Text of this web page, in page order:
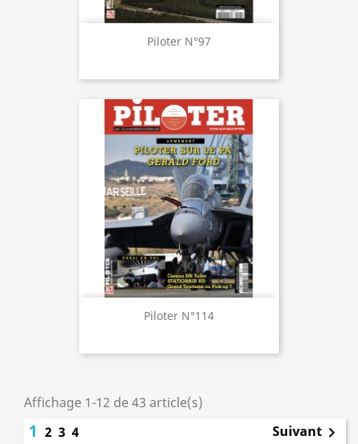
Piloter N°97
Piloter N°114
Affichage 1-12 de 43 article(s)
1 2 3 4 Suivant 